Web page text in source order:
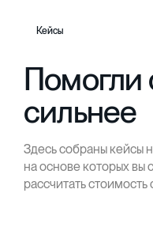
Кейсы
Помогли
сильнее
Здесь собраны кейсы
на основе которых вы
рассчитать